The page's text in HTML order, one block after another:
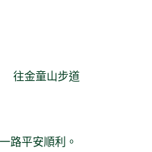
山步道
路平安順利。